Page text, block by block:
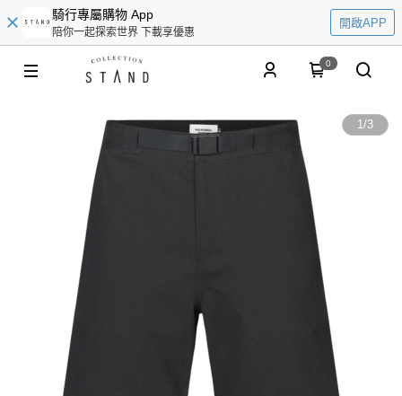
騎行專屬購物 App
陪你一起探索世界 下載享優惠
開啟APP
0
1/3